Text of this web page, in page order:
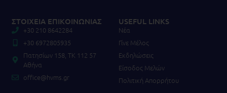
ΣΤΟΙΧΕΙΑ ΕΠΙΚΟΙΝΩΝΙΑΣ
+30 210 8642284
+30 6972805935
Πατησίων 158, TK 112 57
Αθήνα
office@hvms.gr
USEFUL LINKS
Νέα
Γίνε Μέλος
Εκδηλώσεις
Είσοδος Μελών
Πολιτική Απορρήτου